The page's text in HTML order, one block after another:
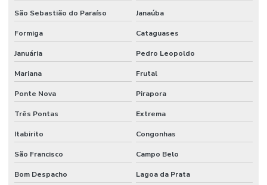
São Sebastião do Paraíso Janaúba
Formiga Cataguases
Januária Pedro Leopoldo
Mariana Frutal
Ponte Nova Pirapora
Três Pontas Extrema
Itabirito Congonhas
São Francisco Campo Belo
Bom Despacho Lagoa da Prata